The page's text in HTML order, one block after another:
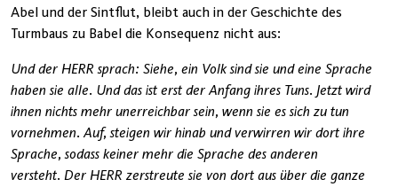
Abel und der Sintflut, bleibt auch in der Geschichte des
Turmbaus zu Babel die Konsequenz nicht aus:
Und der HERR sprach: Siehe, ein Volk sind sie und eine Sprache
haben sie alle. Und das ist erst der Anfang ihres Tuns. Jetzt wird
ihnen nichts mehr unerreichbar sein, wenn sie es sich zu tun
vornehmen. Auf, steigen wir hinab und verwirren wir dort ihre
Sprache, sodass keiner mehr die Sprache des anderen
versteht. Der HERR zerstreute sie von dort aus über die ganze